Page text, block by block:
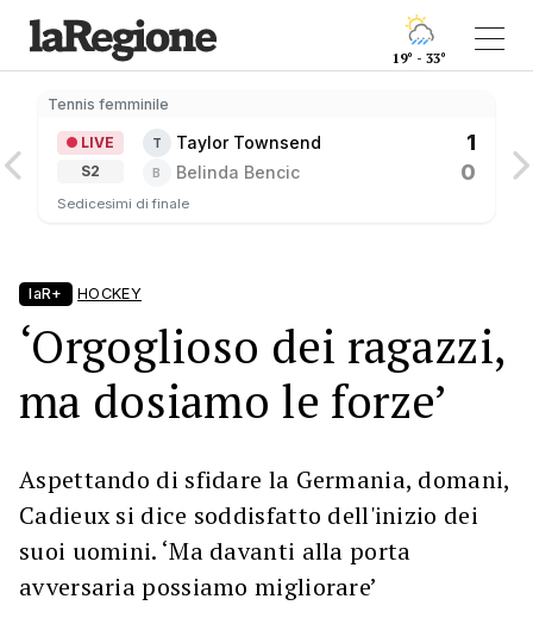
19° - 33°
Tennis femminile
LIVE
S2
T Taylor Townsend 1
B Belinda Bencic 0
Sedicesimi di finale
laR+ HOCKEY
‘Orgoglioso dei ragazzi,
ma dosiamo le forze’
Aspettando di sfidare la Germania, domani,
Cadieux si dice soddisfatto dell'inizio dei
suoi uomini. ‘Ma davanti alla porta
avversaria possiamo migliorare’